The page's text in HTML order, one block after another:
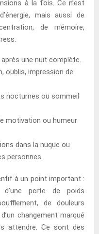
à la fois. Ce n’est
mais aussi de
de mémoire,
une nuit complète.
oublis, impression de
nocturnes ou sommeil
motivation ou humeur
dans la nuque ou
personnes.
à un point important :
perte de poids
de douleurs
changement marqué
attendre. Ce sont des